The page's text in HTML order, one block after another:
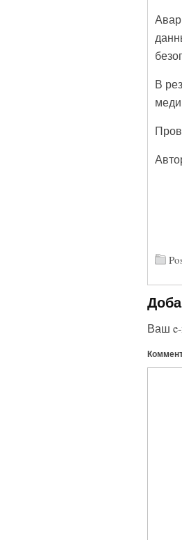
В
Ваш e-